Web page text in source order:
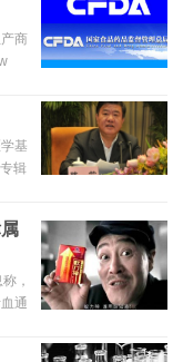
商
基
辑
，
通